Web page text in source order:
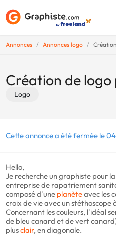
Annonces Annonces logo
Création de
Logo
Cette annonce a été fermée le
Hello,
Je recherche un graphiste pour
entreprise de rapatriement
composé d'une planèteavec les
croix de vie avec un stéthoscope
Concernant les couleurs, l'idéal
de bleu canard et de vert
plusclair, en diagonale.